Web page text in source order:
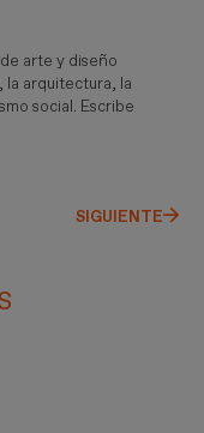
arte y diseño
la arquitectura, la
social. Escribe
SIGUIENTE